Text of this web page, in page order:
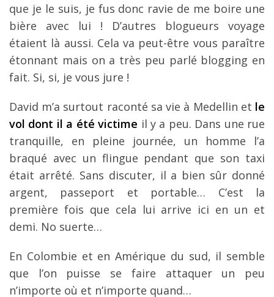
que je le suis, je fus donc ravie de me boire une
bière avec lui ! D’autres blogueurs voyage
étaient là aussi. Cela va peut-être vous paraître
étonnant mais on a très peu parlé blogging en
fait. Si, si, je vous jure !
David m’a surtout raconté sa vie à Medellin et le
vol dont il a été victime il y a peu. Dans une rue
tranquille, en pleine journée, un homme l’a
braqué avec un flingue pendant que son taxi
était arrêté. Sans discuter, il a bien sûr donné
argent, passeport et portable… C’est la
première fois que cela lui arrive ici en un et
demi. No suerte…
En Colombie et en Amérique du sud, il semble
que l’on puisse se faire attaquer un peu
n’importe où et n’importe quand…